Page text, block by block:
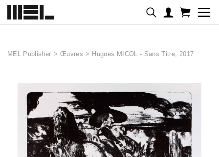
MEL Publisher > Œuvres > Hugues MICOL - Sans Titre, 2017
Panneau de gestion des cookies